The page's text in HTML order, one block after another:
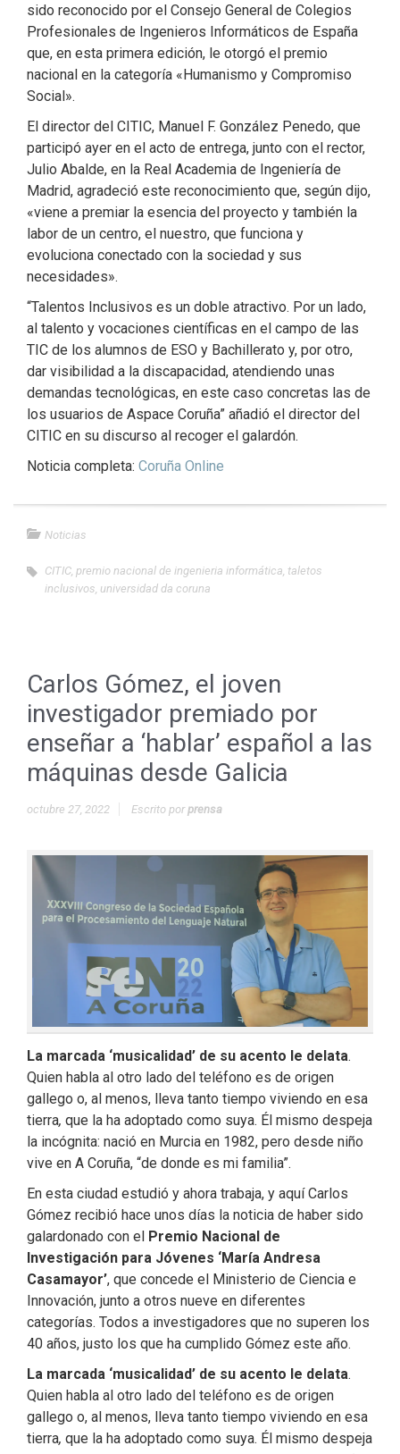
sido reconocido por el Consejo General de Colegios
Profesionales de Ingenieros Informáticos de España
que, en esta primera edición, le otorgó el premio
nacional en la categoría «Humanismo y Compromiso
Social».
El director del CITIC, Manuel F. González Penedo, que
participó ayer en el acto de entrega, junto con el rector,
Julio Abalde, en la Real Academia de Ingeniería de
Madrid, agradeció este reconocimiento que, según dijo,
«viene a premiar la esencia del proyecto y también la
labor de un centro, el nuestro, que funciona y
evoluciona conectado con la sociedad y sus
necesidades».
“Talentos Inclusivos es un doble atractivo. Por un lado,
al talento y vocaciones científicas en el campo de las
TIC de los alumnos de ESO y Bachillerato y, por otro,
dar visibilidad a la discapacidad, atendiendo unas
demandas tecnológicas, en este caso concretas las de
los usuarios de Aspace Coruña” añadió el director del
CITIC en su discurso al recoger el galardón.
Noticia completa: Coruña Online
Noticias
CITIC premio nacional de ingenieria informática taletos
inclusivos universidad da coruna
Carlos Gómez, el joven
investigador premiado por
enseñar a ‘hablar’ español a las
máquinas desde Galicia
octubre 27, 2022 Escrito porprensa
La marcada ‘musicalidad’ de su acento le delata.
Quien habla al otro lado del teléfono es de origen
gallego o, al menos, lleva tanto tiempo viviendo en esa
tierra, que la ha adoptado como suya. Él mismo despeja
la incógnita: nació en Murcia en 1982, pero desde niño
vive en A Coruña, “de donde es mi familia”.
En esta ciudad estudió y ahora trabaja, y aquí Carlos
Gómez recibió hace unos días la noticia de haber sido
galardonado con el
Premio Nacional de
Investigación para Jóvenes ‘María Andresa
Casamayor’, que concede el Ministerio de Ciencia e
Innovación, junto a otros nueve en diferentes
categorías. Todos a investigadores que no superen los
40 años, justo los que ha cumplido Gómez este año.
La marcada ‘musicalidad’ de su acento le delata.
Quien habla al otro lado del teléfono es de origen
gallego o, al menos, lleva tanto tiempo viviendo en esa
tierra, que la ha adoptado como suya. Él mismo despeja